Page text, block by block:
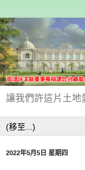
讓我們許這片土地
2022年5月5日 星期四